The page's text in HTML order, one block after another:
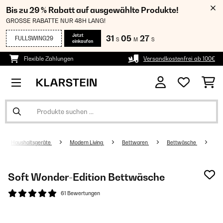
Bis zu 29 % Rabatt auf ausgewählte Produkte!
GROSSE RABATTE NUR 48H LANG!
FULLSWING29
Jetzt
einkaufen
31 S 05 M 26 S
Flexible Zahlungen Versandkostenfrei ab 100€
Haushaltsgeräte Modern Living Bettwaren Bettwäsche
Soft Wonder-Edition Bettwäsche
61 Bewertungen